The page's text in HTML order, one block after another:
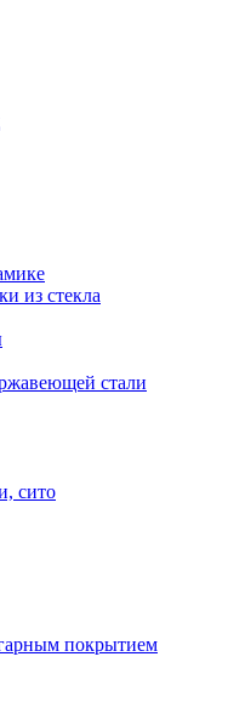
из стекла
стали
сито
покрытием